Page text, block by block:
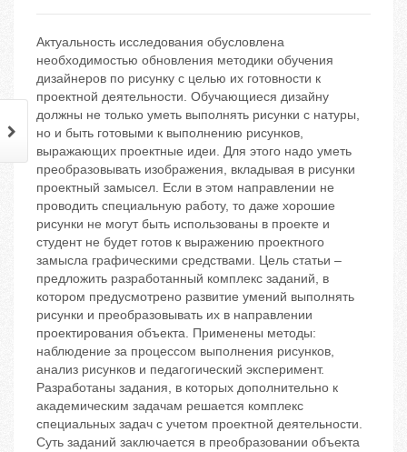
Актуальность исследования обусловлена
необходимостью обновления методики обучения
дизайнеров по рисунку с целью их готовности к
проектной деятельности. Обучающиеся дизайну
должны не только уметь выполнять рисунки с натуры,
но и быть готовыми к выполнению рисунков,
выражающих проектные идеи. Для этого надо уметь
преобразовывать изображения, вкладывая в рисунки
проектный замысел. Если в этом направлении не
проводить специальную работу, то даже хорошие
рисунки не могут быть использованы в проекте и
студент не будет готов к выражению проектного
замысла графическими средствами. Цель статьи –
предложить разработанный комплекс заданий, в
котором предусмотрено развитие умений выполнять
рисунки и преобразовывать их в направлении
проектирования объекта. Применены методы:
наблюдение за процессом выполнения рисунков,
анализ рисунков и педагогический эксперимент.
Разработаны задания, в которых дополнительно к
академическим задачам решается комплекс
специальных задач с учетом проектной деятельности.
Суть заданий заключается в преобразовании объекта